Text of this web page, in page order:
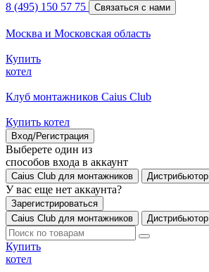
8 (495) 150 57 75 Связаться с нами
Москва и Московская область
Купить
котел
Клуб монтажников Caius Club
Купить котел
Вход/Регистрация
Выберете один из
способов входа в аккаунт
Caius Club для монтажников Дистрибьютор
У вас еще нет аккаунта?
Зарегистрироваться
Caius Club для монтажников
Дистрибьютор
Купить
котел